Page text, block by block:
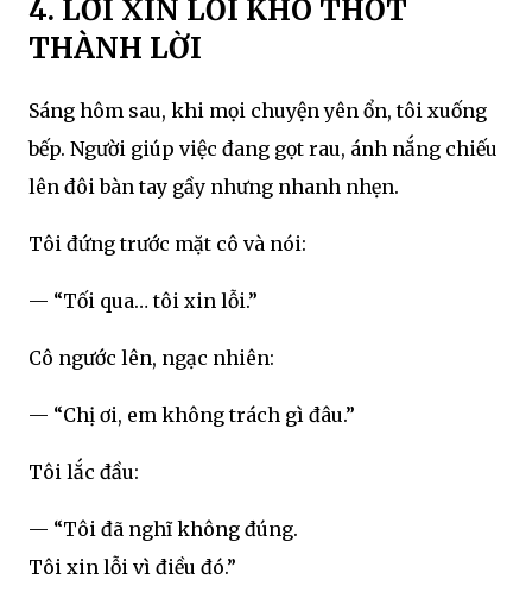
4. LỜI XIN LỖI KHÓ THỐT
THÀNH LỜI
Sáng hôm sau, khi mọi chuyện yên ổn, tôi xuống
bếp. Người giúp việc đang gọt rau, ánh nắng chiếu
lên đôi bàn tay gầy nhưng nhanh nhẹn.
Tôi đứng trước mặt cô và nói:
— “Tối qua… tôi xin lỗi.”
Cô ngước lên, ngạc nhiên:
— “Chị ơi, em không trách gì đâu.”
Tôi lắc đầu:
— “Tôi đã nghĩ không đúng.
Tôi xin lỗi vì điều đó.”